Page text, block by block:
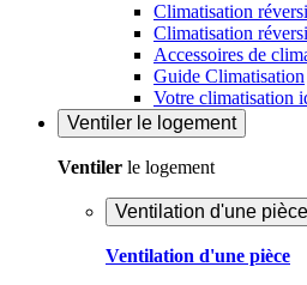
Climatisation
Climatisation
Accessoires de
Guide Climatisation
Votre climatisation
Ventiler le logement
Ventiler le logement
Ventilation d'une pièce
Ventilation d'une pièce